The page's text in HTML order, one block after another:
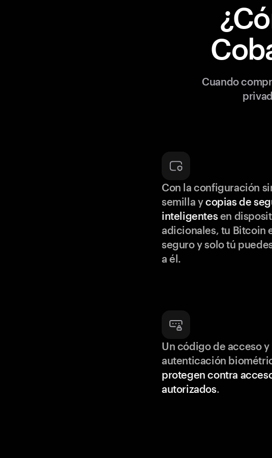
Cuando
Con la configuración
semilla ycopias de
inteligentesen
adicionales, tu Bitcoin
seguro y solo tú
a él.
Un código de acceso y
autenticación
protegen contra
autorizados.